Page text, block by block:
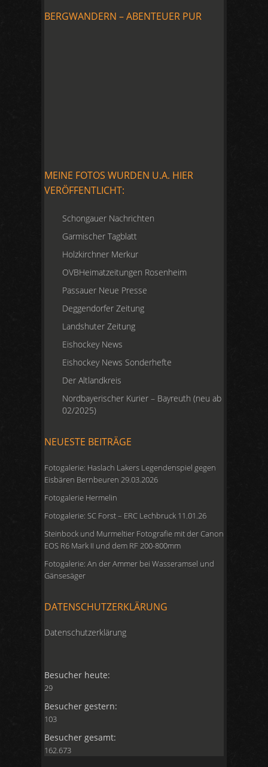
BERGWANDERN – ABENTEUER PUR
MEINE FOTOS WURDEN U.A. HIER
VERÖFFENTLICHT:
Schongauer Nachrichten
Garmischer Tagblatt
Holzkirchner Merkur
OVBHeimatzeitungen Rosenheim
Passauer Neue Presse
Deggendorfer Zeitung
Landshuter Zeitung
Eishockey News
Eishockey News Sonderhefte
Der Altlandkreis
Nordbayerischer Kurier – Bayreuth (neu ab
02/2025)
NEUESTE BEITRÄGE
Fotogalerie: Haslach Lakers Legendenspiel gegen
Eisbären Bernbeuren 29.03.2026
Fotogalerie Hermelin
Fotogalerie: SC Forst – ERC Lechbruck 11.01.26
Steinbock und Murmeltier Fotografie mit der Canon
EOS R6 Mark II und dem RF 200-800mm
Fotogalerie: An der Ammer bei Wasseramsel und
Gänsesäger
DATENSCHUTZERKLÄRUNG
Datenschutzerklärung
Besucher heute:
29
Besucher gestern:
103
Besucher gesamt:
162.673